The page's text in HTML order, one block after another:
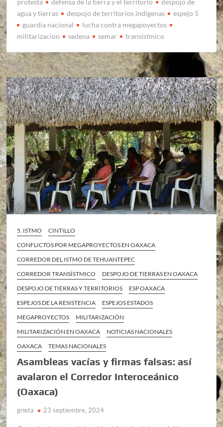
agua y tierras
despojo de territorios indigenas
espejo 5
guardia nacional
lucha contra megapoyectos
militarizacion
sedena semar transistmico
5. ISTMO
CINTILLO
CONFLICTOS POR MEGAPROYECTOS EN OAXACA
CORREDOR DEL ISTMO DE TEHUANTEPEC
CORREDOR TRANSÍSTMICO
DESPOJO DE TIERRAS EN OAXACA
DESPOJO DE TIERRAS Y TERRITORIOS
ESP OAXACA
ESPEJOS DE LA RESISTENCIA
ESPEJOS ESTADOS
MEGAPROYECTOS
MILITARIZACIÓN
MILITARIZACIÓN EN OAXACA
NOTICIAS NACIONALES
OAXACA
TEMAS NACIONALES
Asambleas vacías y firmas falsas: así
avalaron el Corredor Interoceánico
(Oaxaca)
grieta 23 septiembre, 2024